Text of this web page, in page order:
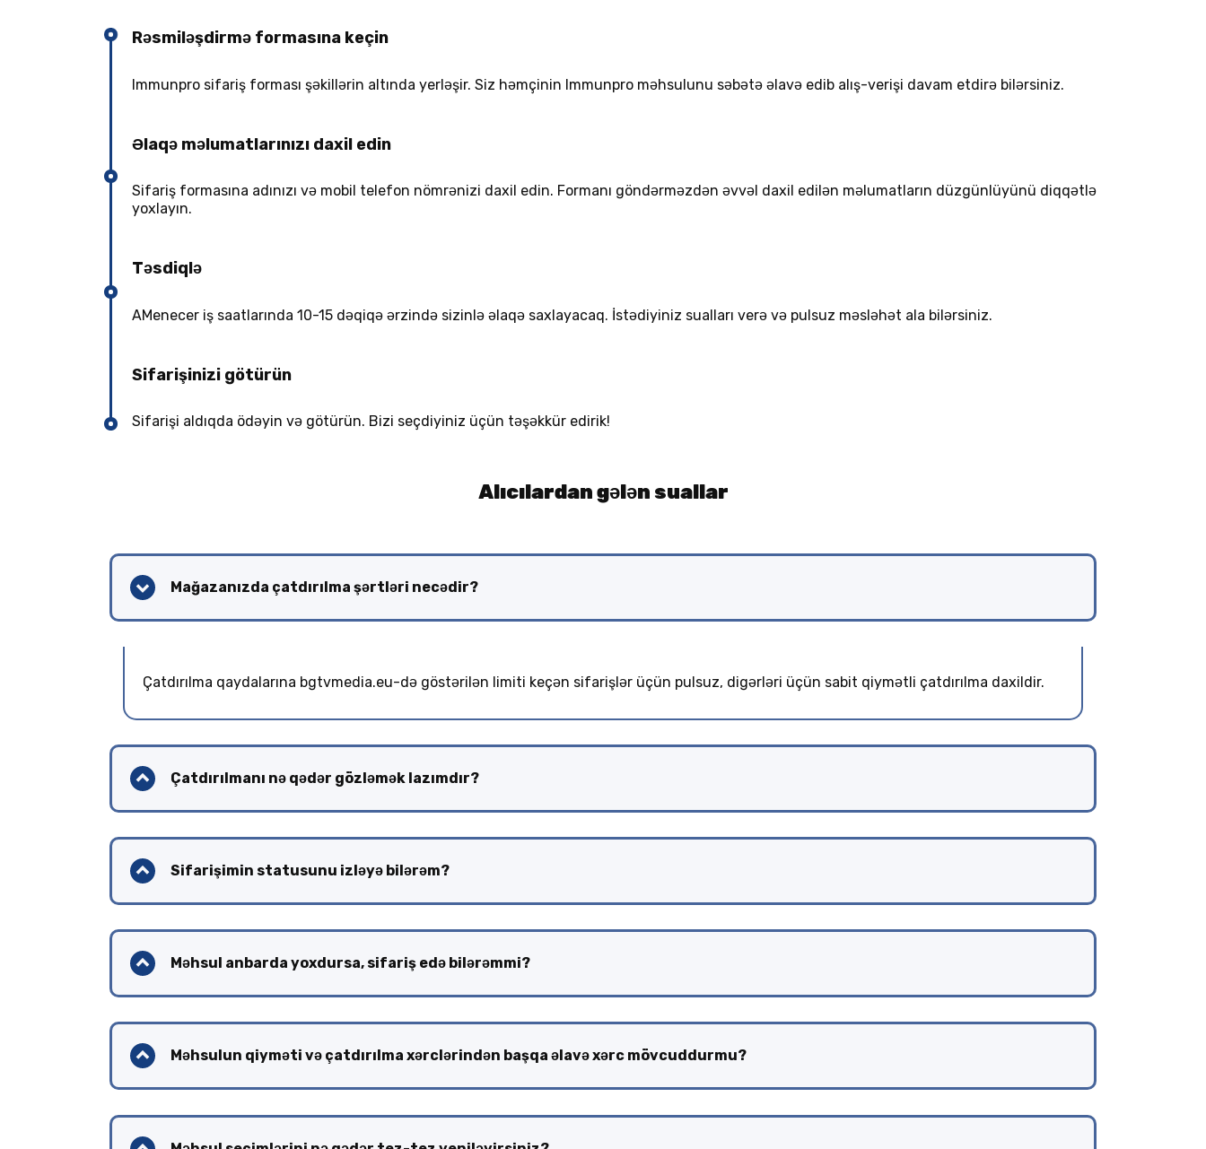
Rəsmiləşdirmə formasına keçin
Immunpro sifariş forması şəkillərin altında yerləşir. Siz həmçinin Immunpro məhsulunu səbətə əlavə edib alış-verişi davam etdirə bilərsiniz.
Əlaqə məlumatlarınızı daxil edin
Sifariş formasına adınızı və mobil telefon nömrənizi daxil edin. Formanı göndərməzdən əvvəl daxil edilən məlumatların düzgünlüyünü diqqətlə
yoxlayın.
Təsdiqlə
AMenecer iş saatlarında 10-15 dəqiqə ərzində sizinlə əlaqə saxlayacaq. İstədiyiniz sualları verə və pulsuz məsləhət ala bilərsiniz.
Sifarişinizi götürün
Sifarişi aldıqda ödəyin və götürün. Bizi seçdiyiniz üçün təşəkkür edirik!
Alıcılardan gələn suallar
Mağazanızda çatdırılma şərtləri necədir?
Çatdırılma qaydalarına bgtvmedia.eu-də göstərilən limiti keçən sifarişlər üçün pulsuz, digərləri üçün sabit qiymətli çatdırılma daxildir.
Çatdırılmanı nə qədər gözləmək lazımdır?
Sifarişimin statusunu izləyə bilərəm?
Məhsul anbarda yoxdursa, sifariş edə bilərəmmi?
Məhsulun qiyməti və çatdırılma xərclərindən başqa əlavə xərc mövcuddurmu?